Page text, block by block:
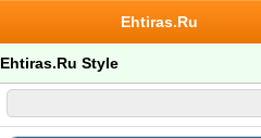
Ehtiras.Ru
Ehtiras.Ru Style